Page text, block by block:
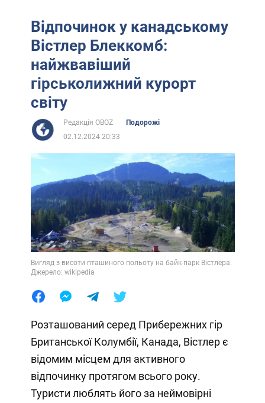
Відпочинок у канадському
Вістлер Блеккомб:
найжвавіший
гірськолижний курорт
світу
Редакція OBOZ
Подорожі
02.12.2024 20:33
Вигляд з висоти пташиного польоту на байк-парк Вістлера.
Джерело: wikipedia
Розташований серед Прибережних гір
Британської Колумбії, Канада, Вістлер є
відомим місцем для активного
відпочинку протягом всього року.
Туристи люблять його за неймовірні